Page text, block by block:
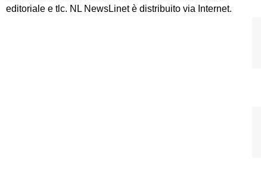
editoriale e tlc. NL NewsLinet è distribuito via Internet.